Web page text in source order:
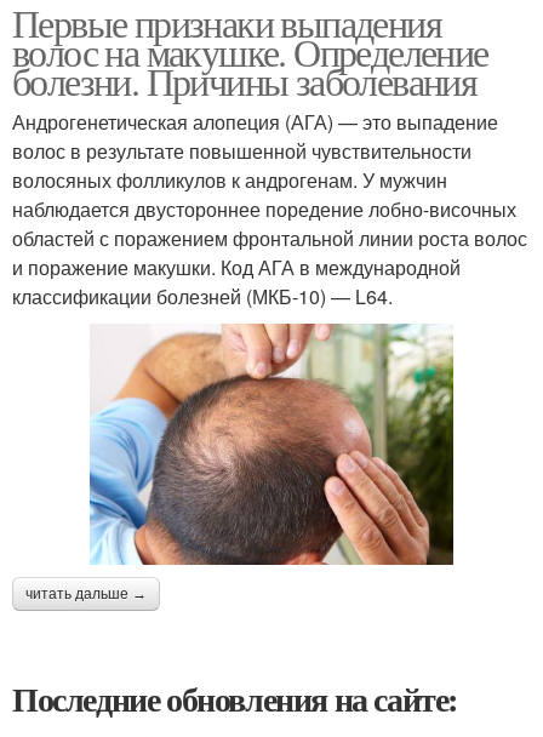
Первые признаки выпадения
волос на макушке. Определение
болезни. Причины заболевания
Андрогенетическая алопеция (АГА) — это выпадение
волос в результате повышенной чувствительности
волосяных фолликулов к андрогенам. У мужчин
наблюдается двустороннее поредение лобно-височных
областей с поражением фронтальной линии роста волос
и поражение макушки. Код АГА в международной
классификации болезней (МКБ-10) — L64.
читать дальше →
Последние обновления на сайте: